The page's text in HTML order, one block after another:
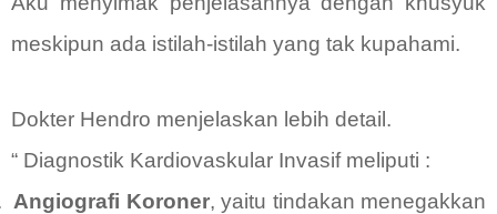
meskipun ada istilah-istilah yang tak kupahami.
Dokter Hendro menjelaskan lebih detail.
“ Diagnostik Kardiovaskular Invasif meliputi :
Angiografi Koroner, yaitu tindakan menegakkan